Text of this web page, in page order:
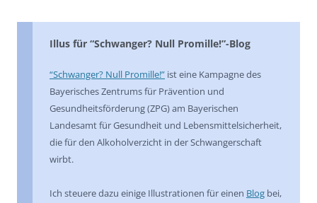
Illus für “Schwanger? Null Promille!”-Blog
“Schwanger? Null Promille!” ist eine Kampagne des
Bayerisches Zentrums für Prävention und
Gesundheitsförderung (ZPG) am Bayerischen
Landesamt für Gesundheit und Lebensmittelsicherheit,
die für den Alkoholverzicht in der Schwangerschaft
wirbt.
Ich steuere dazu einige Illustrationen für einen Blog bei,